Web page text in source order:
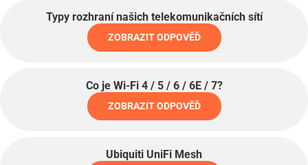
Typy rozhraní našich telekomunikačních sítí
ZOBRAZIT ODPOVĚĎ
Co je Wi-Fi 4 / 5 / 6 / 6E / 7?
ZOBRAZIT ODPOVĚĎ
Ubiquiti UniFi Mesh